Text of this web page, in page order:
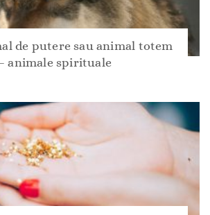
de putere sau animal totem
animale spirituale